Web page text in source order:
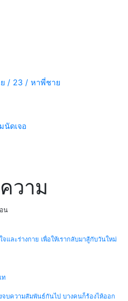
นัดเจอ
วาม
น
และร่างกาย เพื่อให้เรากลับมาสู้กับวันใหม่
จบความสัมพันธ์กันไป บางคนก็ร้องไห้ออก